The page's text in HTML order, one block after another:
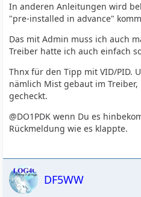
In anderen Anleitungen wird
"pre-installed in advance"
Das mit Admin muss ich auch
Treiber hatte ich auch einfach
Thnx für den Tipp mit VID/PID.
nämlich Mist gebaut im
gecheckt.
@DO1PDK wenn Du es
Rückmeldung wie es klappte.
DF5WW